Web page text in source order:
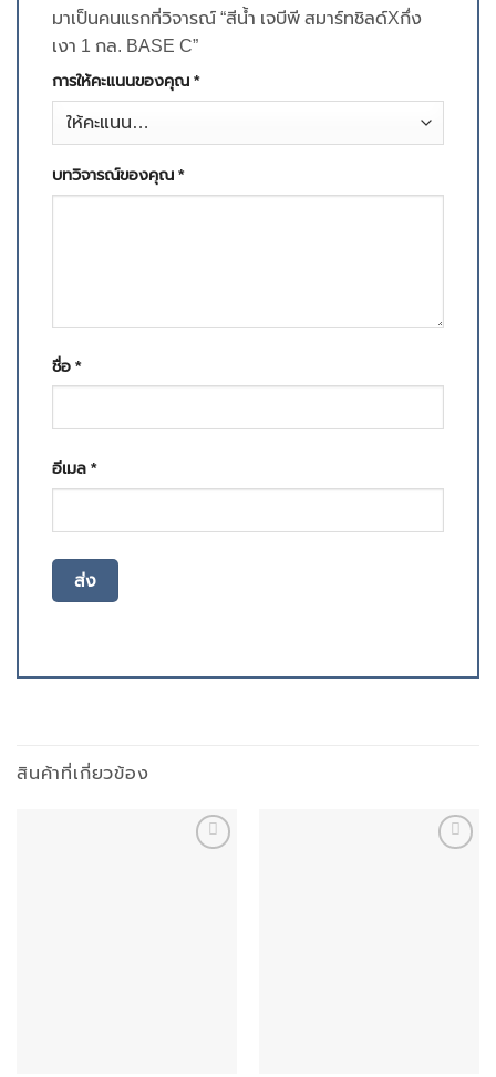
มาเป็นคนแรกที่วิจารณ์ “สีน้ำ เจบีพี สมาร์ทชิลด์Xกึ่ง
เงา 1 กล. BASE C”
การให้คะแนนของคุณ *
บทวิจารณ์ของคุณ *
ชื่อ *
อีเมล *
สินค้าที่เกี่ยวข้อง